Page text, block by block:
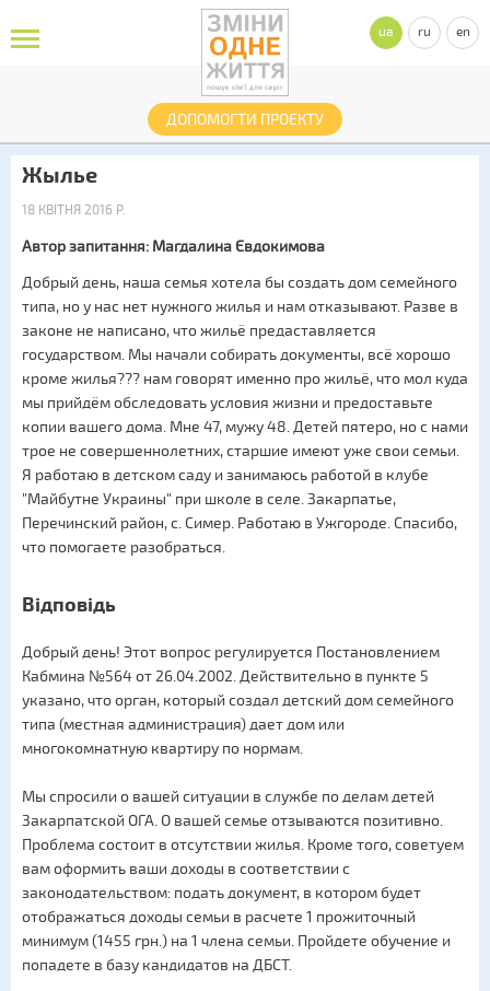
ДОПОМОГТИ ПРОЕКТУ
ua ru en
Жылье
18 КВІТНЯ 2016 Р.
Автор запитання: Магдалина Євдокимова
Добрый день, наша семья хотела бы создать дом семейного
типа, но у нас нет нужного жилья и нам отказывают. Разве в
законе не написано, что жильё предаставляется
государством. Мы начали собирать документы, всё хорошо
кроме жилья??? нам говорят именно про жильё, что мол куда
мы прийдём обследовать условия жизни и предоставьте
копии вашего дома. Мне 47, мужу 48. Детей пятеро, но с нами
трое не совершеннолетних, старшие имеют уже свои семьи.
Я работаю в детском саду и занимаюсь работой в клубе
"Майбутне Украины" при школе в селе. Закарпатье,
Перечинский район, с. Симер. Работаю в Ужгороде. Спасибо,
что помогаете разобраться.
Відповідь
Добрый день! Этот вопрос регулируется Постановлением
Кабмина №564 от 26.04.2002. Действительно в пункте 5
указано, что орган, который создал детский дом семейного
типа (местная администрация) дает дом или
многокомнатную квартиру по нормам.
Мы спросили о вашей ситуации в службе по делам детей
Закарпатской ОГА. О вашей семье отзываются позитивно.
Проблема состоит в отсутствии жилья. Кроме того, советуем
вам оформить ваши доходы в соответствии с
законодательством: подать документ, в котором будет
отображаться доходы семьи в расчете 1 прожиточный
минимум (1455 грн.) на 1 члена семьи. Пройдете обучение и
попадете в базу кандидатов на ДБСТ.